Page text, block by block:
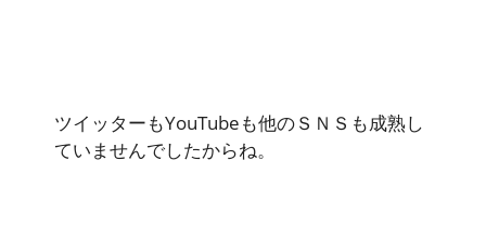
ツイッターもYouTubeも他のＳＮＳも成熟し
ていませんでしたからね。